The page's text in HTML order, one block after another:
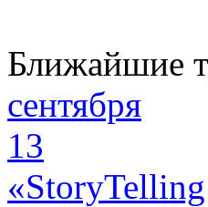
Ближайшие
сентября
13